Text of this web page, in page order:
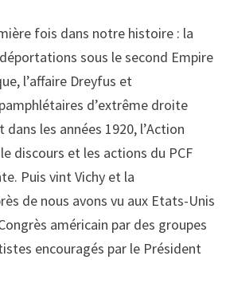
fois dans notre histoire : la
sous le second Empire
l’affaire Dreyfus et
d’extrême droite
les années 1920, l’Action
discours et les actions du PCF
Puis vint Vichy et la
de nous avons vu aux Etats-Unis
américain par des groupes
encouragés par le Président